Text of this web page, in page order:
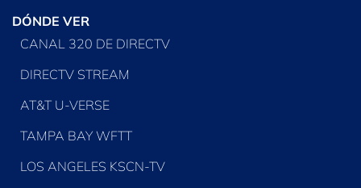
DÓNDE VER
CANAL 320 DE DIRECTV
DIRECTV STREAM
AT&T U-VERSE
TAMPA BAY WFTT
LOS ANGELES KSCN-TV